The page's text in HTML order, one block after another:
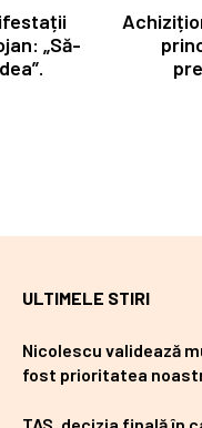
„Să-
ULTIMELE STIRI
Nicolescu validează
fost prioritatea